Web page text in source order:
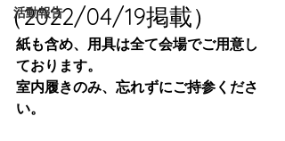
活動報告
（2022/04/19掲載）
紙も含め、用具は全て会場でご用意し
ております。
室内履きのみ、忘れずにご持参くださ
い。